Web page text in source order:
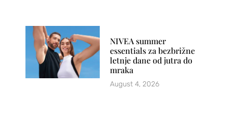
NIVEA summer
essentials za bezbrižne
letnje dane od jutra do
mraka
August 4, 2026